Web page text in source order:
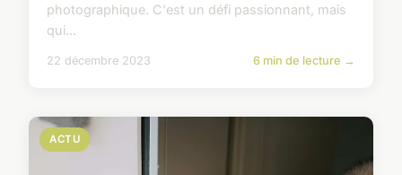
photographique. C'est un défi passionnant, mais
qui...
22 décembre 2023 6 min de lecture →
ACTU